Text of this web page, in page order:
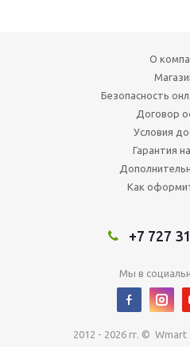
О
Безопасность
Договор
Условия
Гарантия
Как
+7 727
Мы в
2012 - 2026 гг. ©